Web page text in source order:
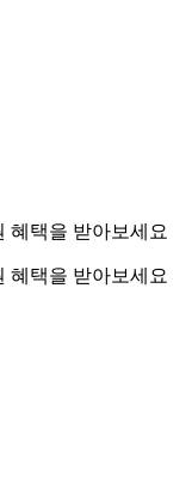
혜택을 받아보세요
혜택을 받아보세요